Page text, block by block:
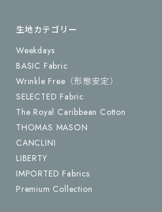
生地カテゴリー
Weekdays
BASIC Fabric
Wrinkle Free （形態安定）
SELECTED Fabric
The Royal Caribbean Cotton
THOMAS MASON
CANCLINI
LIBERTY
IMPORTED Fabrics
Premium Collection